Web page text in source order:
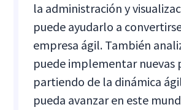
la administración y
puede ayudarlo a
empresa ágil. También
puede implementar nuevas
partiendo de la dinámica
pueda avanzar en este